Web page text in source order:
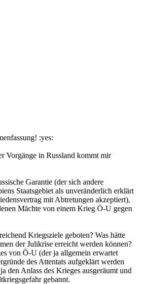
:yes:
Vorgänge in Russland kommt mir
Garantie (der sich andere
Staatsgebiet als unveränderlich erklärt
mit Abtretungen akzeptiert),
Mächte von einem Krieg Ö-U gegen
Kriegsziele geboten? Was hätte
der Julikrise erreicht werden können?
von Ö-U (der ja allgemein erwartet
des Attentats aufgeklärt werden
den Anlass des Krieges ausgeräumt und
gebannt.